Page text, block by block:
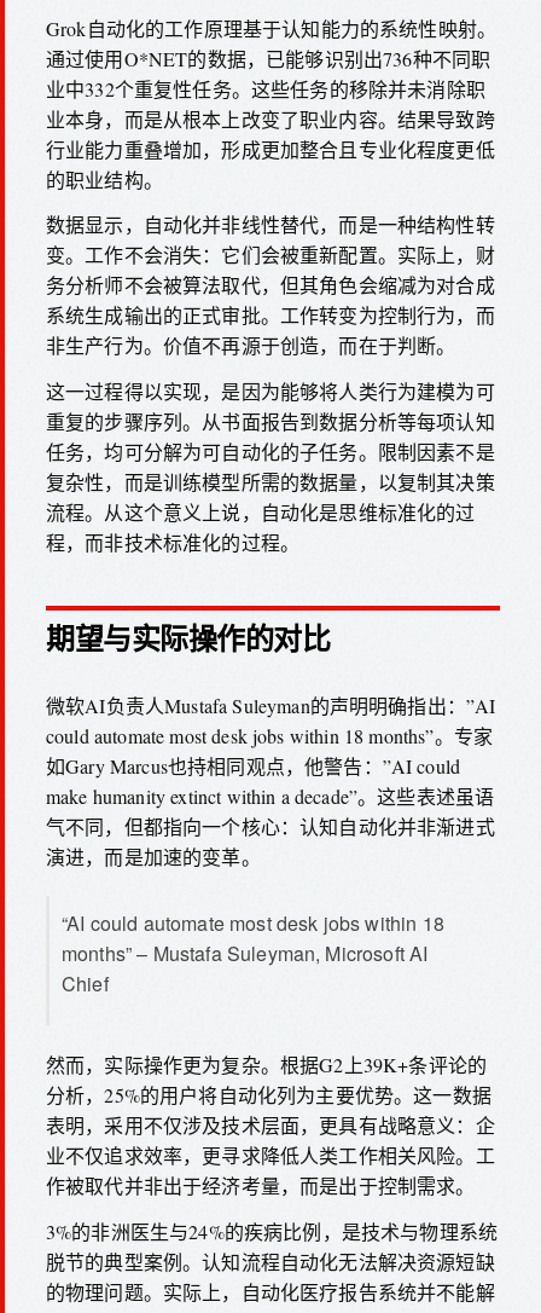
Grok自动化的工作原理基于认知能力的系统性映射。
通过使用O*NET的数据，已能够识别出736种不同职
业中332个重复性任务。这些任务的移除并未消除职
业本身，而是从根本上改变了职业内容。结果导致跨
行业能力重叠增加，形成更加整合且专业化程度更低
的职业结构。
数据显示，自动化并非线性替代，而是一种结构性转
变。工作不会消失：它们会被重新配置。实际上，财
务分析师不会被算法取代，但其角色会缩减为对合成
系统生成输出的正式审批。工作转变为控制行为，而
非生产行为。价值不再源于创造，而在于判断。
这一过程得以实现，是因为能够将人类行为建模为可
重复的步骤序列。从书面报告到数据分析等每项认知
任务，均可分解为可自动化的子任务。限制因素不是
复杂性，而是训练模型所需的数据量，以复制其决策
流程。从这个意义上说，自动化是思维标准化的过
程，而非技术标准化的过程。
期望与实际操作的对比
微软AI负责人Mustafa Suleyman的声明明确指出：”AI
could automate most desk jobs within 18 months”。专家
如Gary Marcus也持相同观点，他警告：”AI could
make humanity extinct within a decade”。这些表述虽语
气不同，但都指向一个核心：认知自动化并非渐进式
演进，而是加速的变革。
“AI could automate most desk jobs within 18
months” – Mustafa Suleyman, Microsoft AI
Chief
然而，实际操作更为复杂。根据G2上39K+条评论的
分析，25%的用户将自动化列为主要优势。这一数据
表明，采用不仅涉及技术层面，更具有战略意义：企
业不仅追求效率，更寻求降低人类工作相关风险。工
作被取代并非出于经济考量，而是出于控制需求。
3%的非洲医生与24%的疾病比例，是技术与物理系统
脱节的典型案例。认知流程自动化无法解决资源短缺
的物理问题。实际上，自动化医疗报告系统并不能解